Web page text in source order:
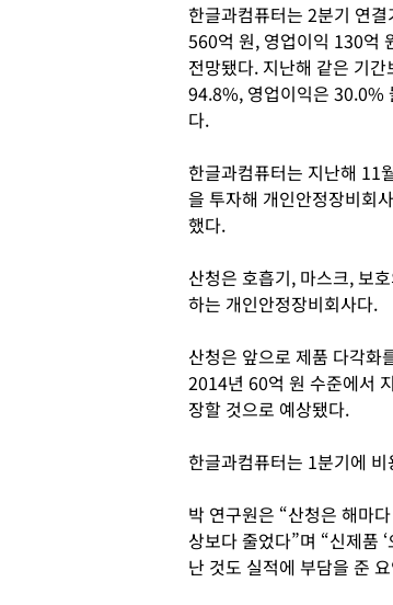
한글과컴퓨터는 2분기 연
560억 원, 영업이익 130억
전망됐다. 지난해 같은 기간
94.8%, 영업이익은 30.0%
다.
한글과컴퓨터는 지난해 11
을 투자해 개인안정장비회
했다.
산청은 호흡기, 마스크, 보
하는 개인안정장비회사다.
산청은 앞으로 제품 다각화
2014년 60억 원 수준에서
장할 것으로 예상됐다.
한글과컴퓨터는 1분기에
박 연구원은 “산청은 해마
상보다 줄었다”며 “신제품
난 것도 실적에 부담을 준